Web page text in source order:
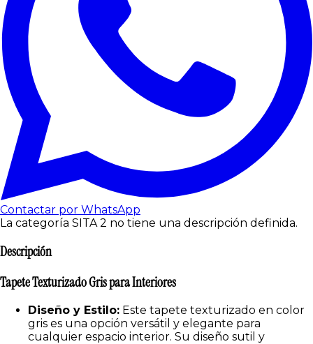
Contactar por WhatsApp
La categoría SITA 2 no tiene una descripción definida.
Descripción
Tapete Texturizado Gris para Interiores
Diseño y Estilo: Este tapete texturizado en color
gris es una opción versátil y elegante para
cualquier espacio interior. Su diseño sutil y